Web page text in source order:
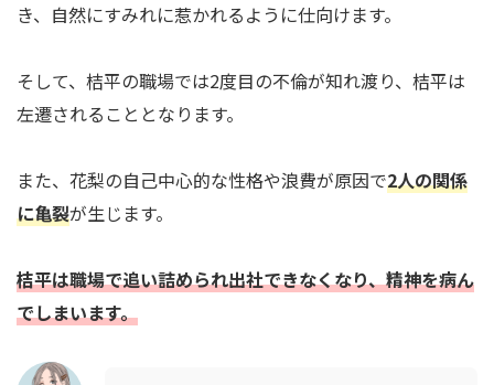
き、自然にすみれに惹かれるように仕向けます。
そして、桔平の職場では2度目の不倫が知れ渡り、桔平は
左遷されることとなります。
また、花梨の自己中心的な性格や浪費が原因で2人の関係
に亀裂が生じます。
桔平は職場で追い詰められ出社できなくなり、精神を病ん
でしまいます。